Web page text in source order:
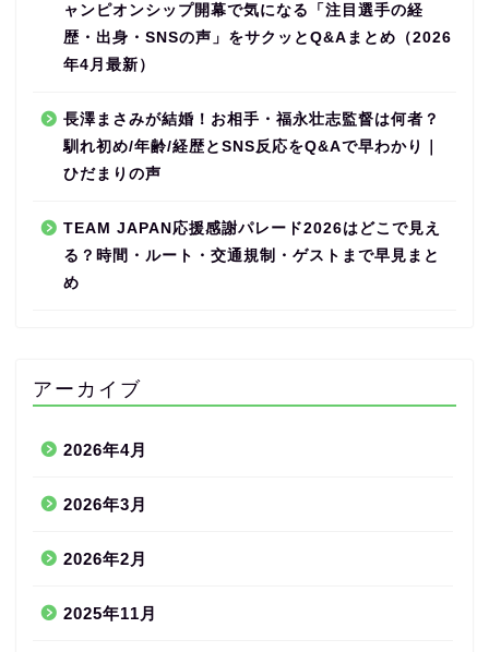
ャンピオンシップ開幕で気になる「注目選手の経
歴・出身・SNSの声」をサクッとQ&Aまとめ（2026
年4月最新）
長澤まさみが結婚！お相手・福永壮志監督は何者？
馴れ初め/年齢/経歴とSNS反応をQ&Aで早わかり｜
ひだまりの声
TEAM JAPAN応援感謝パレード2026はどこで見え
る？時間・ルート・交通規制・ゲストまで早見まと
め
アーカイブ
2026年4月
2026年3月
2026年2月
2025年11月